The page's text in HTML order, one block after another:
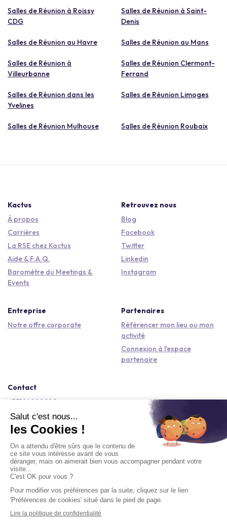
Salles de Réunion à Roissy
CDG
Salles de Réunion à Saint-
Denis
Salles de Réunion au Havre Salles de Réunion au Mans
Salles de Réunion à
Villeurbanne
Salles de Réunion Clermont-
Ferrand
Salles de Réunion dans les
Yvelines
Salles de Réunion Limoges
Salles de Réunion Mulhouse Salles de Réunion Roubaix
Kactus
À propos
Carrières
La RSE chez Kactus
Aide & F.A.Q.
Baromètre du Meetings &
Events
Retrouvez nous
Blog
Facebook
Twitter
Linkedin
Instagram
Entreprise
Notre offre corporate
Partenaires
Référencer mon lieu ou mon
activité
Connexion à l'espace
partenaire
Contact
+33184809292
hello@kactus.com
Copyright © 2026 Kactus Tous droits réservés
Conditions générales d'utilisation
Mentions légales
Signaler un contenu
Accessibilité : non conforme